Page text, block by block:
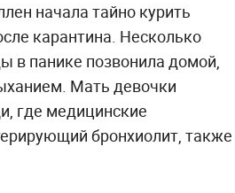
начала тайно курить
карантина. Несколько
в панике позвонила домой,
Мать девочки
где медицинские
бронхиолит, также